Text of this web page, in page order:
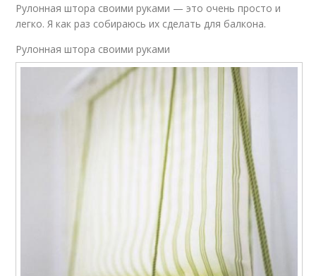
Рулонная штора своими руками — это очень просто и
легко. Я как раз собираюсь их сделать для балкона.
Рулонная штора своими руками